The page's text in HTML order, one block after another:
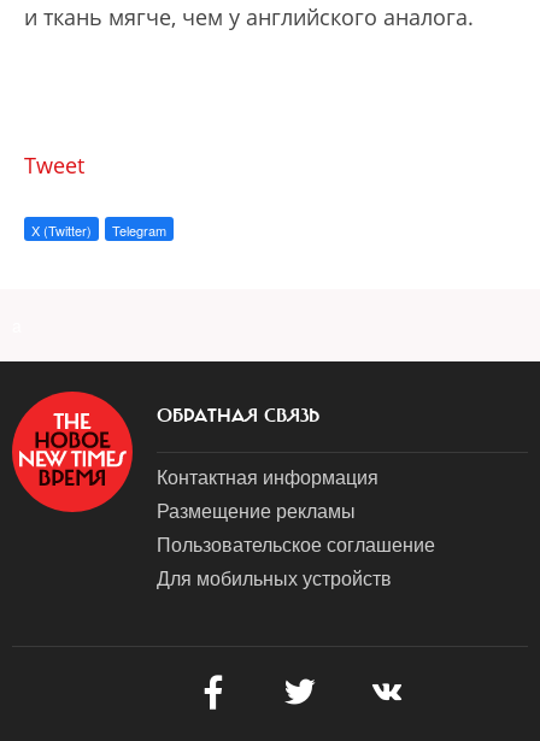
и ткань мягче, чем у английского аналога.
Tweet
X (Twitter) Telegram
ОБРАТНАЯ СВЯЗЬ
Контактная информация
Размещение рекламы
Пользовательское соглашение
Для мобильных устройств